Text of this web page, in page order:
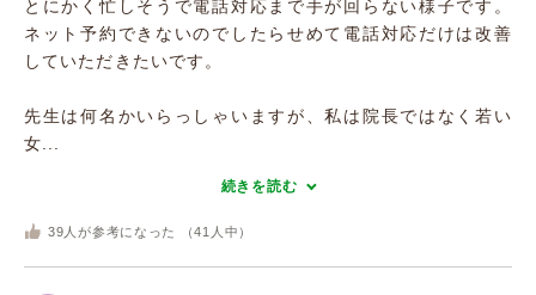
とにかく忙しそうで電話対応まで手が回らない様子です。
ネット予約できないのでしたらせめて電話対応だけは改善
していただきたいです。
先生は何名かいらっしゃいますが、私は院長ではなく若い
女...
続きを読む
39 人が参考になった （41 人中）